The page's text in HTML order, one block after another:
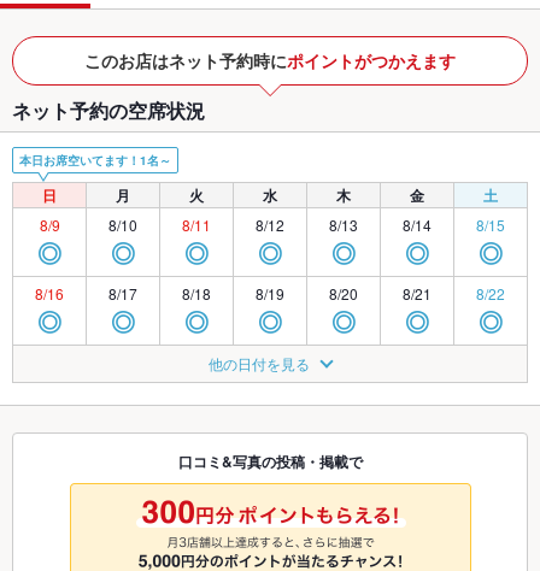
このお店はネット予約時にポイントがつかえます
ネット予約の空席状況
本日お席空いてます！1名～
日 月 火 水 木 金 土
8/9
◎
8/10
◎
8/11
◎
8/12
◎
8/13
◎
8/14
◎
8/15
◎
8/16
◎
8/17
◎
8/18
◎
8/19
◎
8/20
◎
8/21
◎
8/22
◎
◎ ◎
8/25
◎
8/26
◎
8/27
◎ ◎ ◎
8/30 8/31 9/1
◎
9/2
◎
9/3
◎
9/4 9/5
9/8
◎ ◎ ◎ ◎
他の日付を見る
口コミ&写真の投稿・掲載で